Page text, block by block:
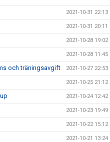
2021-10-31 22:13
2021-10-31 20:11
2021-10-28 19:02
2021-10-28 11:45
och träningsavgift 2021-10-27 22:53
2021-10-25 21:12
2021-10-24 12:42
2021-10-23 19:49
2021-10-22 15:12
2021-10-21 13:24